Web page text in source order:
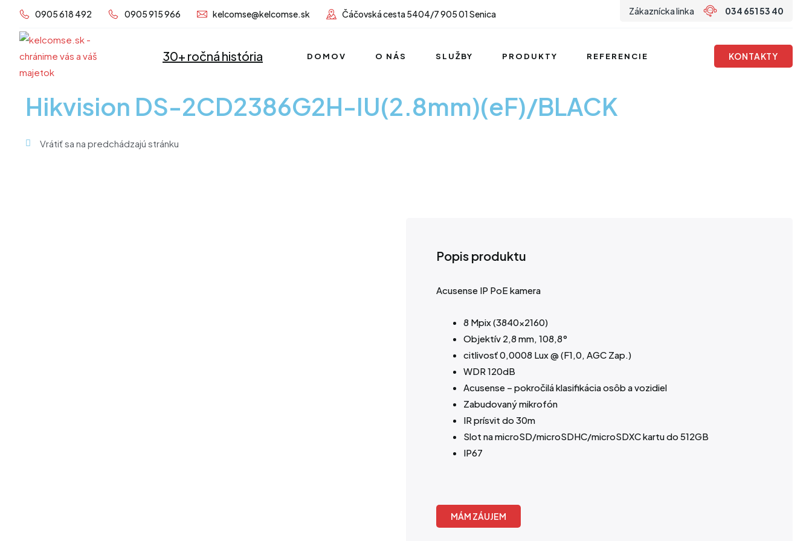
Preskočiť
obsah
0905 618 492 0905 915 966 kelcomse@kelcomse.sk Čáčovská cesta 5404/7 905 01 Senica Zákaznícka linka 034 651 53 40
30+ ročná história DOMOV O NÁS SLUŽBY PRODUKTY REFERENCIE KONTAKTY
Hikvision DS-2CD2386G2H-IU(2.8mm)(eF)/BLACK
Vrátiť sa na predchádzajú stránku
Popis produktu
Acusense IP PoE kamera
8 Mpix (3840×2160)
Objektív 2,8 mm, 108,8°
citlivosť 0,0008 Lux @ (F1,0, AGC Zap.)
WDR 120dB
Acusense – pokročilá klasifikácia osôb a vozidiel
Zabudovaný mikrofón
IR prísvit do 30m
Slot na microSD/microSDHC/microSDXC kartu do 512GB
IP67
MÁM ZÁUJEM